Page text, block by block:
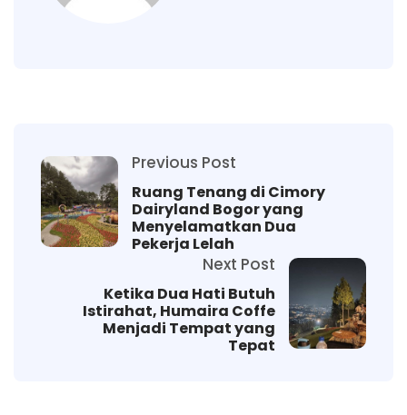
Previous Post
Ruang Tenang di Cimory
Dairyland Bogor yang
Menyelamatkan Dua
Pekerja Lelah
Next Post
Ketika Dua Hati Butuh
Istirahat, Humaira Coffe
Menjadi Tempat yang
Tepat